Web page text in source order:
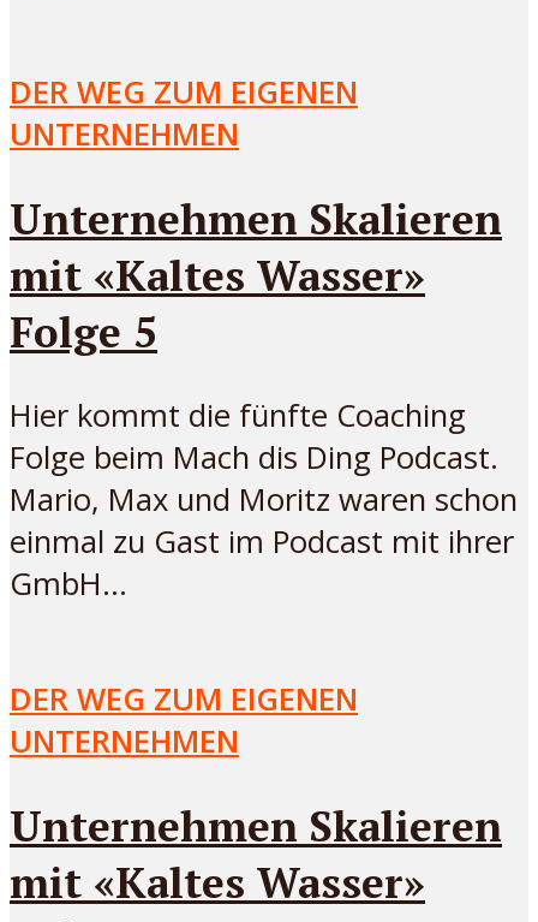
DER WEG ZUM EIGENEN
UNTERNEHMEN
Unternehmen Skalieren
mit «Kaltes Wasser»
Folge 5
Hier kommt die fünfte Coaching
Folge beim Mach dis Ding Podcast.
Mario, Max und Moritz waren schon
einmal zu Gast im Podcast mit ihrer
GmbH...
DER WEG ZUM EIGENEN
UNTERNEHMEN
Unternehmen Skalieren
mit «Kaltes Wasser»